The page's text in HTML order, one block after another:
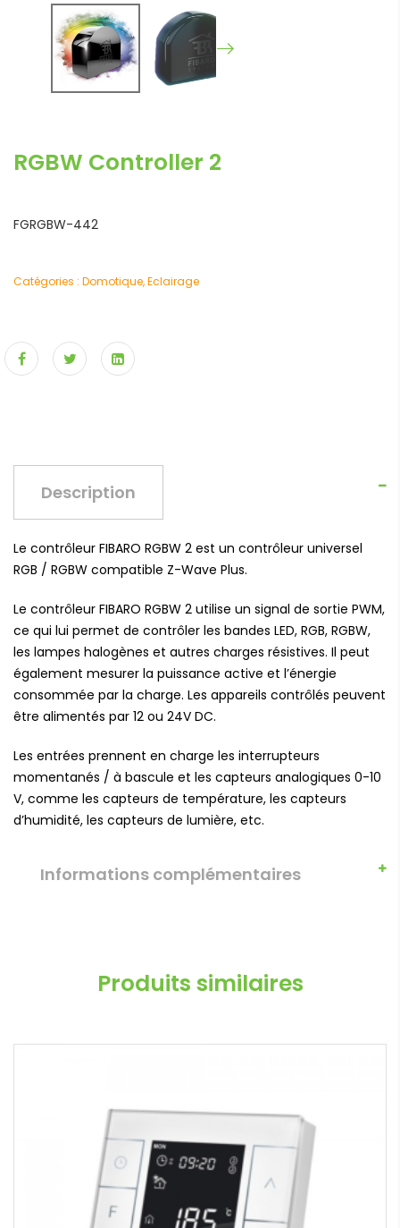
RGBW Controller 2
FGRGBW-442
Catégories : Domotique,Eclairage
Description
Le contrôleur FIBARO RGBW 2 est un contrôleur universel
RGB / RGBW compatible Z-Wave Plus.
Le contrôleur FIBARO RGBW 2 utilise un signal de sortie PWM,
ce qui lui permet de contrôler les bandes LED, RGB, RGBW,
les lampes halogènes et autres charges résistives. Il peut
également mesurer la puissance active et l’énergie
consommée par la charge. Les appareils contrôlés peuvent
être alimentés par 12 ou 24V DC.
Les entrées prennent en charge les interrupteurs
momentanés / à bascule et les capteurs analogiques 0-10
V, comme les capteurs de température, les capteurs
d’humidité, les capteurs de lumière, etc.
Informations complémentaires
Produits similaires